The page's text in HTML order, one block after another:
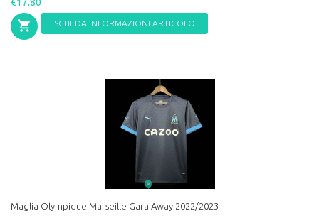
SCHEDA INFORMAZIONI ARTICOLO
Maglia Olympique Marseille Gara Away 2022/2023